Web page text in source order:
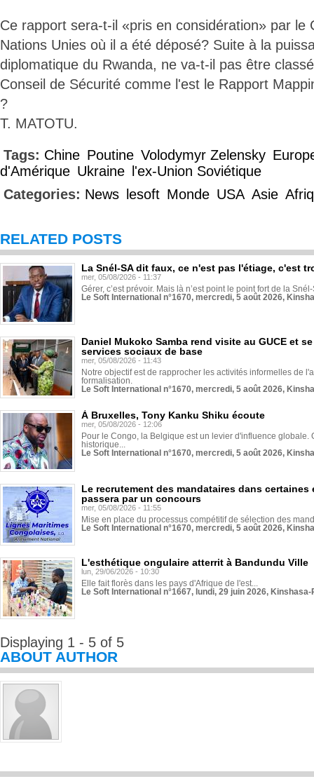
Ce rapport sera-t-il «pris en considération» par le
Nations Unies où il a été déposé? Suite à la
diplomatique du Rwanda, ne va-t-il pas être
Conseil de Sécurité comme l'est le Rapport
?
T. MATOTU.
Tags: Chine Poutine Volodymyr Zelensky
d'Amérique Ukraine
l'ex-Union Soviétique
Categories: News lesoft Monde USA Asie
RELATED POSTS
La Snél-SA dit faux, ce n'est pas l'étiage, c'est
mer, 05/08/2026 - 11:37
Gérer, c’est prévoir. Mais là n’est point le point fort de la
Le Soft International n°1670, mercredi, 5 août 2026,
Daniel Mukoko Samba rend visite au GUCE et
services sociaux de base
mer, 05/08/2026 - 11:43
Notre objectif est de rapprocher les activités informelles de
formalisation.
Le Soft International n°1670, mercredi, 5 août 2026,
À Bruxelles, Tony Kanku Shiku écoute
mer, 05/08/2026 - 12:06
Pour le Congo, la Belgique est un levier d'influence globale.
historique...
Le Soft International n°1670, mercredi, 5 août 2026,
Le recrutement des mandataires dans
passera par un concours
mer, 05/08/2026 - 11:55
Mise en place du processus compétitif de sélection des
Le Soft International n°1670, mercredi, 5 août 2026,
L'esthétique ongulaire atterrit à Bandundu Ville
lun, 29/06/2026 - 10:30
Elle fait florès dans les pays d'Afrique de l'est...
Le Soft International n°1667, lundi, 29 juin 2026,
Displaying 1 - 5 of 5
ABOUT AUTHOR